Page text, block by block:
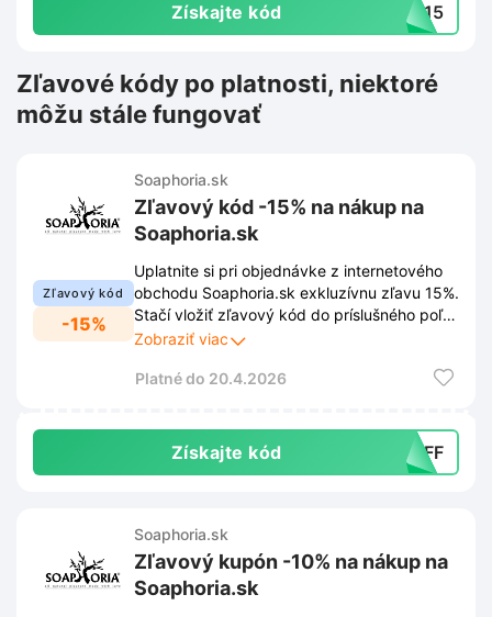
Získajte kód TA15
Zľavové kódy po platnosti, niektoré
môžu stále fungovať
Zľavový kód
-15%
Soaphoria.sk
Zľavový kód -15% na nákup na
Soaphoria.sk
Uplatnite si pri objednávke z internetového
obchodu Soaphoria.sk exkluzívnu zľavu 15%.
Stačí vložiť zľavový kód do príslušného poľa
v košíku a cena sa automaticky upraví.
Zobraziť viac
Platné do 20.4.2026
Získajte kód 5OFF
Soaphoria.sk
Zľavový kupón -10% na nákup na
Soaphoria.sk